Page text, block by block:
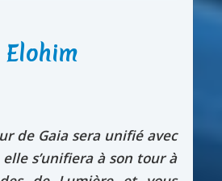
Elohim
de Gaia sera unifié avec
s’unifiera à son tour à